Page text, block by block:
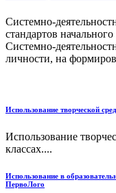
Системно-
стандартов
Системно-
личности, на
Использование творческой
Использование
классах....
Использование в
ПервоЛого